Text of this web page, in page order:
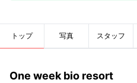
トップ 写真 スタッフ
One week bio resort